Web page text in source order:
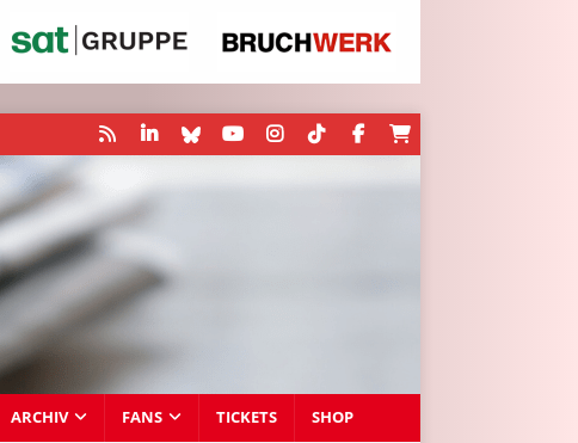
ARCHIV FANS TICKETS SHOP